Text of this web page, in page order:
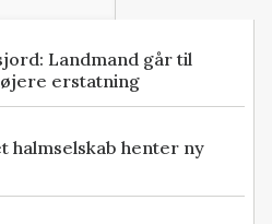
Landmand går til
erstatning
halmselskab henter ny